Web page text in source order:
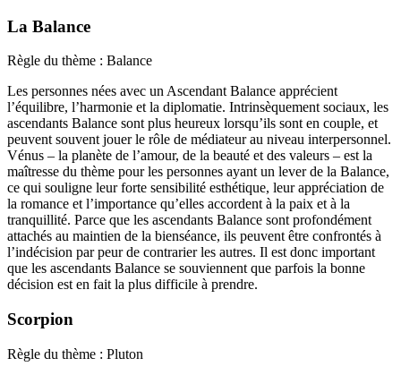
La Balance
Règle du thème : Balance
Les personnes nées avec un Ascendant Balance apprécient
l’équilibre, l’harmonie et la diplomatie. Intrinsèquement sociaux, les
ascendants Balance sont plus heureux lorsqu’ils sont en couple, et
peuvent souvent jouer le rôle de médiateur au niveau interpersonnel.
Vénus – la planète de l’amour, de la beauté et des valeurs – est la
maîtresse du thème pour les personnes ayant un lever de la Balance,
ce qui souligne leur forte sensibilité esthétique, leur appréciation de
la romance et l’importance qu’elles accordent à la paix et à la
tranquillité. Parce que les ascendants Balance sont profondément
attachés au maintien de la bienséance, ils peuvent être confrontés à
l’indécision par peur de contrarier les autres. Il est donc important
que les ascendants Balance se souviennent que parfois la bonne
décision est en fait la plus difficile à prendre.
Scorpion
Règle du thème : Pluton